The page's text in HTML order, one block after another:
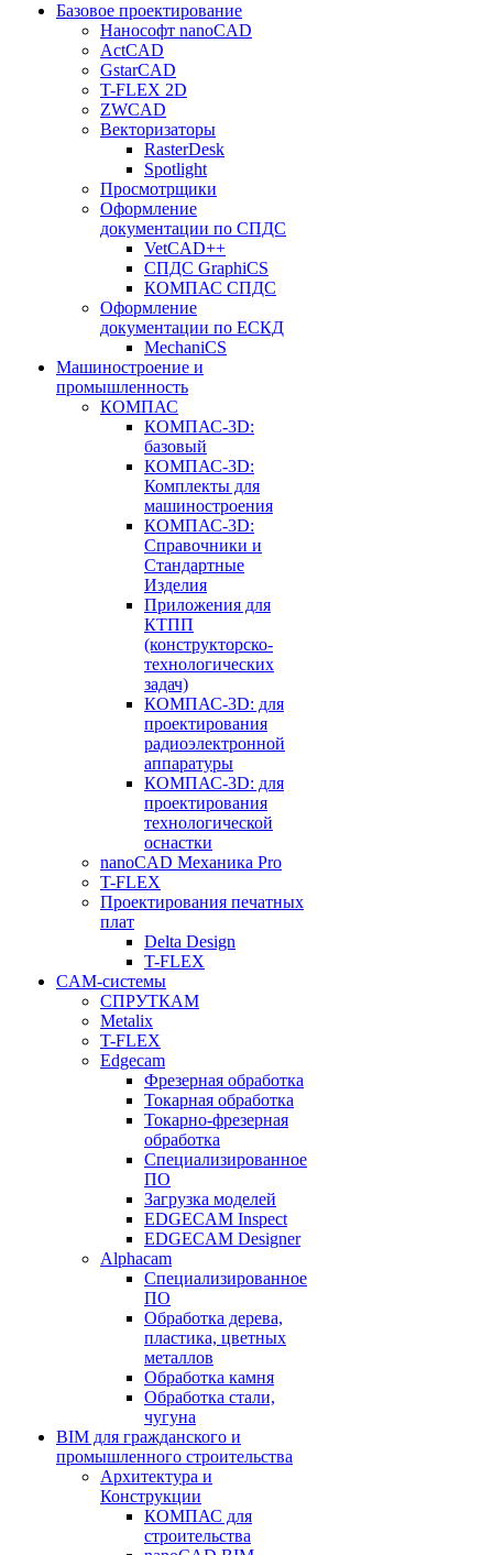
Базовое проектирование
Нанософт nanoCAD
ActCAD
GstarCAD
T-FLEX 2D
ZWCAD
Векторизаторы
RasterDesk
Spotlight
Просмотрщики
Оформление
документации по СПДС
VetCAD++
СПДС GraphiCS
КОМПАС СПДС
Оформление
документации по ЕСКД
MechaniCS
Машиностроение и
промышленность
КОМПАС
КОМПАС-3D:
базовый
КОМПАС-3D:
Комплекты для
машиностроения
КОМПАС-3D:
Справочники и
Стандартные
Изделия
Приложения для
КТПП
(конструкторско-
технологических
задач)
КОМПАС-3D: для
проектирования
радиоэлектронной
аппаратуры
КОМПАС-3D: для
проектирования
технологической
оснастки
nanoCAD Механика Pro
T-FLEX
Проектирования печатных
плат
Delta Design
T-FLEX
CAM-системы
СПРУТКAM
Metalix
T-FLEX
Edgecam
Фрезерная обработка
Токарная обработка
Токарно-фрезерная
обработка
Специализированное
ПО
Загрузка моделей
EDGECAM Inspect
EDGECAM Designer
Alphacam
Специализированное
ПО
Обработка дерева,
пластика, цветных
металлов
Обработка камня
Обработка стали,
чугуна
BIM для гражданского и
промышленного строительства
Архитектура и
Конструкции
КОМПАС для
строительства